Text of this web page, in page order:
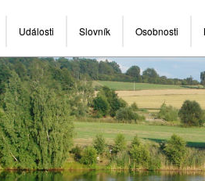
Události Slovník Osobnosti